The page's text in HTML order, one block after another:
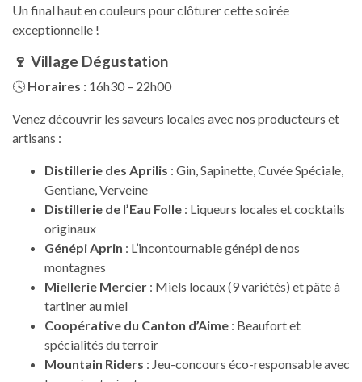
Un final haut en couleurs pour clôturer cette soirée
exceptionnelle !
🍷 Village Dégustation
🕓 Horaires : 16h30 – 22h00
Venez découvrir les saveurs locales avec nos producteurs et
artisans :
Distillerie des Aprilis : Gin, Sapinette, Cuvée Spéciale,
Gentiane, Verveine
Distillerie de l’Eau Folle : Liqueurs locales et cocktails
originaux
Génépi Aprin : L’incontournable génépi de nos
montagnes
Miellerie Mercier : Miels locaux (9 variétés) et pâte à
tartiner au miel
Coopérative du Canton d’Aime : Beaufort et
spécialités du terroir
Mountain Riders : Jeu-concours éco-responsable avec